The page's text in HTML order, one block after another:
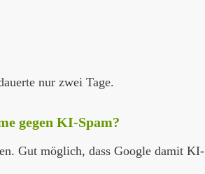
nur zwei Tage.
gegen KI-Spam?
Gut möglich, dass Google damit KI-